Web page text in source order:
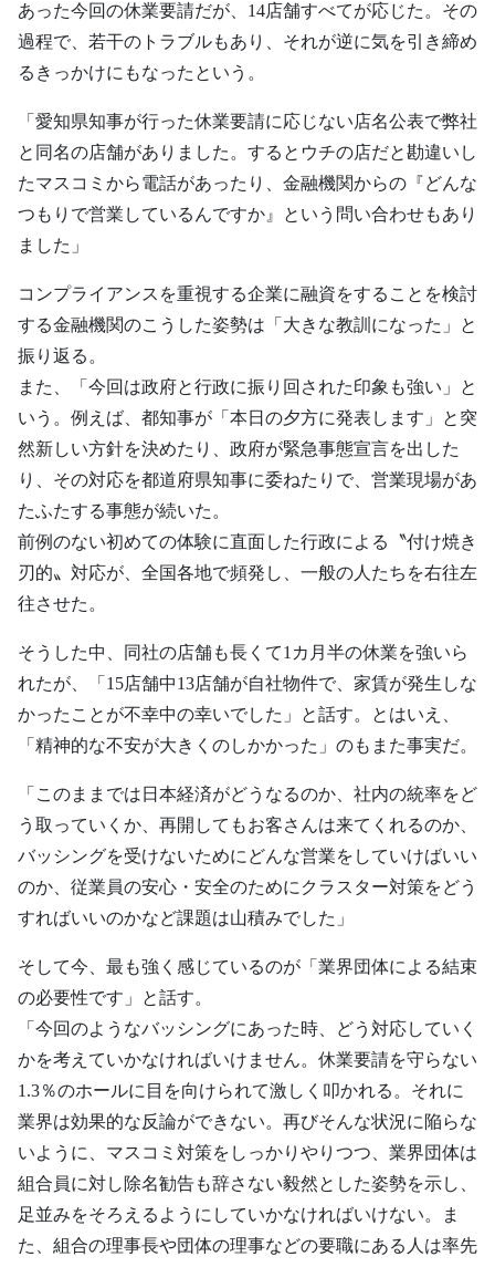
あった今回の休業要請だが、14店舗すべてが応じた。その
過程で、若干のトラブルもあり、それが逆に気を引き締め
るきっかけにもなったという。
「愛知県知事が行った休業要請に応じない店名公表で弊社
と同名の店舗がありました。するとウチの店だと勘違いし
たマスコミから電話があったり、金融機関からの『どんな
つもりで営業しているんですか』という問い合わせもあり
ました」
コンプライアンスを重視する企業に融資をすることを検討
する金融機関のこうした姿勢は「大きな教訓になった」と
振り返る。
また、「今回は政府と行政に振り回された印象も強い」と
いう。例えば、都知事が「本日の夕方に発表します」と突
然新しい方針を決めたり、政府が緊急事態宣言を出した
り、その対応を都道府県知事に委ねたりで、営業現場があ
たふたする事態が続いた。
前例のない初めての体験に直面した行政による〝付け焼き
刃的〟対応が、全国各地で頻発し、一般の人たちを右往左
往させた。
そうした中、同社の店舗も長くて1カ月半の休業を強いら
れたが、「15店舗中13店舗が自社物件で、家賃が発生しな
かったことが不幸中の幸いでした」と話す。とはいえ、
「精神的な不安が大きくのしかかった」のもまた事実だ。
「このままでは日本経済がどうなるのか、社内の統率をど
う取っていくか、再開してもお客さんは来てくれるのか、
バッシングを受けないためにどんな営業をしていけばいい
のか、従業員の安心・安全のためにクラスター対策をどう
すればいいのかなど課題は山積みでした」
そして今、最も強く感じているのが「業界団体による結束
の必要性です」と話す。
「今回のようなバッシングにあった時、どう対応していく
かを考えていかなければいけません。休業要請を守らない
1.3％のホールに目を向けられて激しく叩かれる。それに
業界は効果的な反論ができない。再びそんな状況に陥らな
いように、マスコミ対策をしっかりやりつつ、業界団体は
組合員に対し除名勧告も辞さない毅然とした姿勢を示し、
足並みをそろえるようにしていかなければいけない。ま
た、組合の理事長や団体の理事などの要職にある人は率先